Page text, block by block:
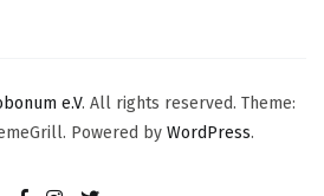
e.V. All rights reserved. Theme:
Powered by WordPress.